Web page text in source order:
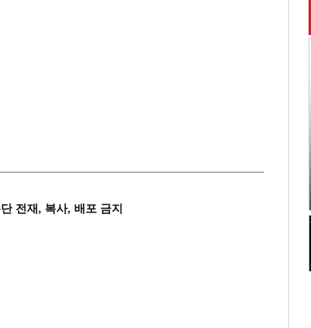
전재, 복사, 배포 금지